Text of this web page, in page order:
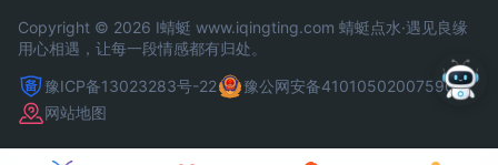
Copyright © 2026 I蜻蜓 www.iqingting.com 蜻蜓点水·遇见良缘
用心相遇，让每一段情感都有归处。
豫ICP备13023283号-22
豫公网安备41010502007590号
网站地图